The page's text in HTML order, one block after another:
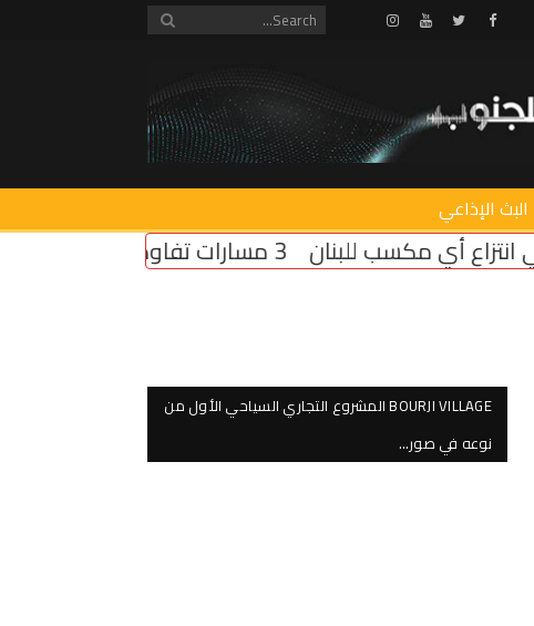
Facebook
Twitter
Youtube
Instagram
البث الإذاعي
3 مسارات تفاوضية في روما… وملف الأسرى يتصدر المباحثات
BOURJI VILLAGE المشروع التجاري السياحي الأول من
نوعه في صور…